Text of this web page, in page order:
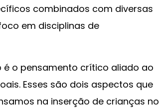
combinados com diversas
em disciplinas de
o pensamento crítico aliado ao
Esses são dois aspectos que
na inserção de crianças no